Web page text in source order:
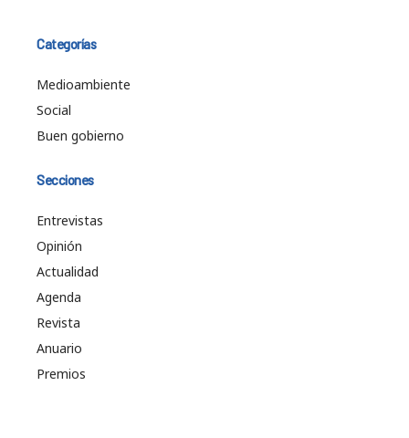
Categorías
Medioambiente
Social
Buen gobierno
Secciones
Entrevistas
Opinión
Actualidad
Agenda
Revista
Anuario
Premios